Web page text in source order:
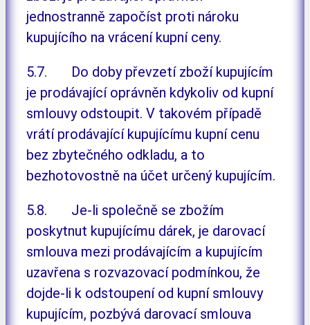
jednostranně započíst proti nároku
kupujícího na vrácení kupní ceny.
5.7. Do doby převzetí zboží kupujícím
je prodávající oprávněn kdykoliv od kupní
smlouvy odstoupit. V takovém případě
vrátí prodávající kupujícímu kupní cenu
bez zbytečného odkladu, a to
bezhotovostně na účet určený kupujícím.
5.8. Je-li společně se zbožím
poskytnut kupujícímu dárek, je darovací
smlouva mezi prodávajícím a kupujícím
uzavřena s rozvazovací podmínkou, že
dojde-li k odstoupení od kupní smlouvy
kupujícím, pozbývá darovací smlouva